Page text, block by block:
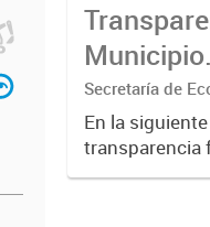
Secretaría de
En la
transparencia